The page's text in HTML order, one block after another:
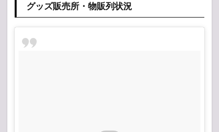
グッズ販売所・物販列状況